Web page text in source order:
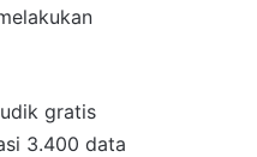
gratis
3.400 data